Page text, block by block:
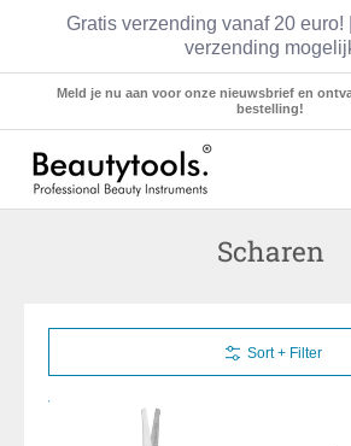
Gratis verzending vanaf 20 euro!
verzending
Sets Manicure Pedicure
Meld je nu aan voor onze nieuwsbrief en
bestelling!
Scharen
Sort + Filter